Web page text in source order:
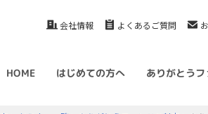
会社情報 よくあるご質問
HOME はじめての方へ ありがとうフ